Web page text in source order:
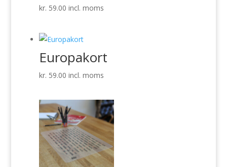
kr. 59.00 incl. moms
Europakort
kr. 59.00 incl. moms